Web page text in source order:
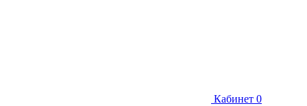
Кабинет 0